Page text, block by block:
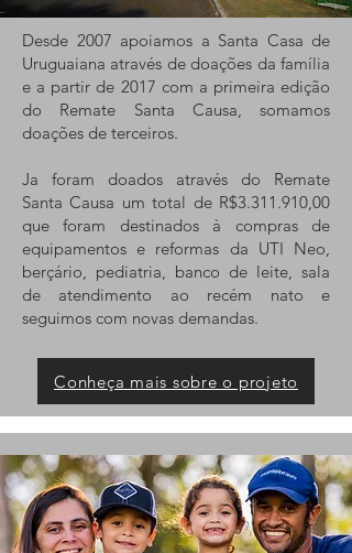
Desde 2007 apoiamos a Santa Casa de
Uruguaiana através de doações da família
e a partir de 2017 com a primeira edição
do Remate Santa Causa, somamos
doações de terceiros.
Ja foram doados através do Remate
Santa Causa um total de R$3.311.910,00
que foram destinados à compras de
equipamentos e reformas da UTI Neo,
berçário, pediatria, banco de leite, sala
de atendimento ao recém nato e
seguimos com novas demandas.
Conheça mais sobre o projeto